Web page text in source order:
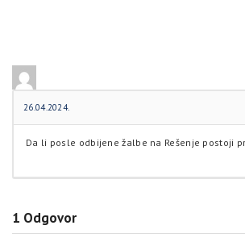
26.04.2024.
Da li posle odbijene žalbe na Rešenje postoji
1 Odgovor